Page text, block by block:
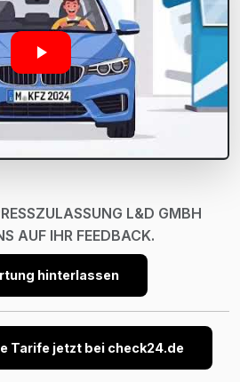
L&D GMBH
AUF IHR FEEDBACK.
hinterlassen
Tarife jetzt bei check24.de